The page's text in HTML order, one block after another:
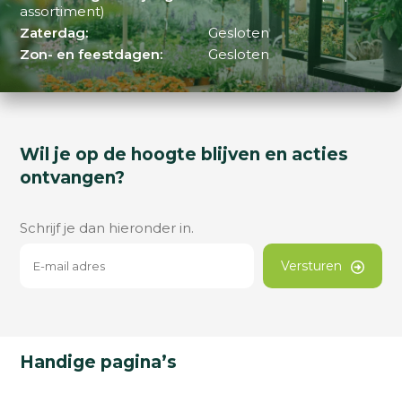
assortiment)
Zaterdag:
Gesloten
Zon- en feestdagen:
Gesloten
Wil je op de hoogte blijven en acties
ontvangen?
Schrijf je dan hieronder in.
Versturen
Handige pagina’s